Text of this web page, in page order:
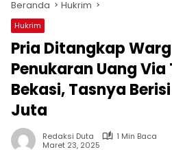
Beranda Hukrim
Hukrim
Pria Ditangkap
Penukaran Uang
Bekasi, Tasnya
Juta
Redaksi Duta
1 Min Baca
Maret 23, 2025